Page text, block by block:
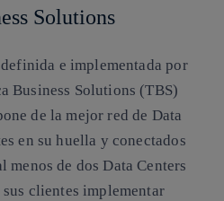
Solutions
e implementada por
Business Solutions (TBS)
de la mejor red de Data
en su huella y conectados
menos de dos Data Centers
clientes implementar